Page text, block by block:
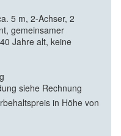
5 m, 2-Achser, 2
gemeinsamer
Jahre alt, keine
siehe Rechnung
in Höhe von